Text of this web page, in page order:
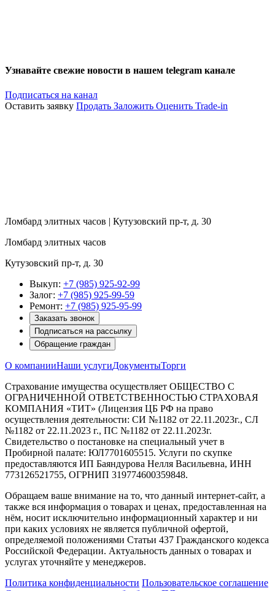
Узнавайте свежие новости в нашем telegram канале
Подписаться на канал
Оставить заявку Продать Заложить Оценить Trade-in
Ломбард элитных часов | Кутузовский пр-т, д. 30
Ломбард элитных часов
Кутузовский пр-т, д. 30
Выкуп: +7 (985) 925-92-99
Залог: +7 (985) 925-99-59
Ремонт: +7 (985) 925-95-99
Заказать звонок
Подписаться на рассылку
Обращение граждан
О компанииНаши услугиДокументыТорги
Страхование имущества осуществляет ОБЩЕСТВО С
ОГРАНИЧЕННОЙ ОТВЕТСТВЕННОСТЬЮ СТРАХОВАЯ
КОМПАНИЯ «ТИТ» (Лицензия ЦБ РФ на право
осуществления деятельности: СИ №1182 от 22.11.2023г., СЛ
№1182 от 22.11.2023 г., ПС №1182 от 22.11.2023г.
Свидетельство о постановке на специальный учет в
Пробирной палате: ЮЛ7701605515. Услуги по скупке
предоставляются ИП Баяндурова Нелля Васильевна, ИНН
773126521755, ОГРНИП 319774600359848.
Обращаем ваше внимание на то, что данный интернет-сайт, а
также вся информация о товарах и ценах, предоставленная на
нём, носит исключительно информационный характер и ни
при каких условиях не является публичной офертой,
определяемой положениями Статьи 437 Гражданского кодекса
Российской Федерации. Актуальность данных о товарах и
услугах уточняйте у менеджеров.
Политика конфиденциальности Пользовательское соглашение